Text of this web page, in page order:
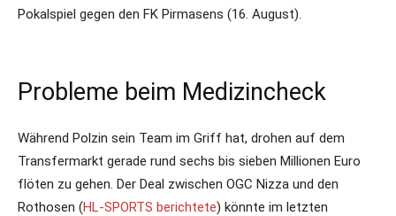
Pokalspiel gegen den FK Pirmasens (16. August).
Probleme beim Medizincheck
Während Polzin sein Team im Griff hat, drohen auf dem
Transfermarkt gerade rund sechs bis sieben Millionen Euro
flöten zu gehen. Der Deal zwischen OGC Nizza und den
Rothosen (HL-SPORTS berichtete) könnte im letzten